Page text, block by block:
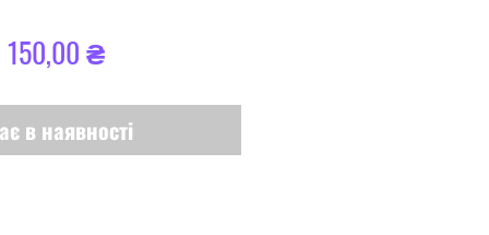
150,00 ₴За
в наявності